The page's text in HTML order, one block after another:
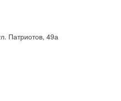
Патриотов, 49а